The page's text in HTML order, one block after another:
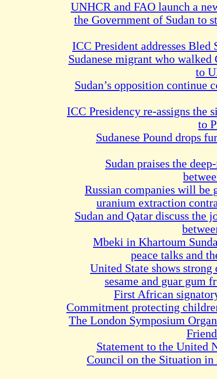
UNHCR and FAO launch a
the Government of Sudan to
ICC President addresses Bled
Sudanese migrant who walked
to
Sudan’s opposition continue
ICC Presidency re-assigns the
to
Sudanese Pound drops
Sudan praises the
Russian companies will
uranium extraction
Sudan and Qatar discuss the
Mbeki in Khartoum
peace talks and
United State shows
sesame and guar gum
First African
Commitment protecting
The London Symposium
Statement to the United
Council on the Situation in